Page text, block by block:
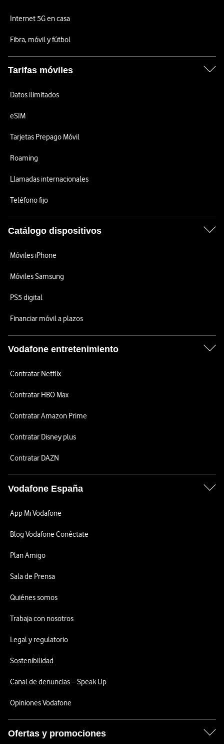
Internet 5G en casa
Fibra, móvil y fútbol
Tarifas móviles
Datos ilimitados
eSIM
Tarjetas Prepago Móvil
Roaming
Llamadas internacionales
Teléfono fijo
Catálogo dispositivos
Móviles iPhone
Móviles Samsung
PS5 digital
Financiar móvil a plazos
Vodafone entretenimiento
Contratar Netflix
Contratar HBO Max
Contratar Amazon Prime
Contratar Disney plus
Contratar DAZN
Vodafone España
App Mi Vodafone
Blog Vodafone Conéctate
Plan Amigo
Sala de Prensa
Quiénes somos
Trabaja con nosotros
Legal y regulatorio
Sostenibilidad
Canal de denuncias – Speak Up
Opiniones Vodafone
Ofertas y promociones